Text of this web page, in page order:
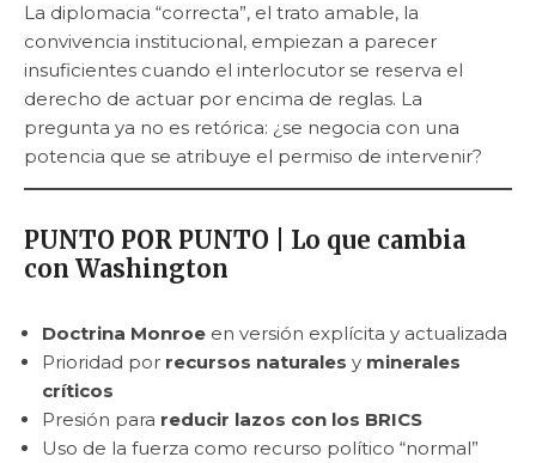
La diplomacia “correcta”, el trato amable, la
convivencia institucional, empiezan a parecer
insuficientes cuando el interlocutor se reserva el
derecho de actuar por encima de reglas. La
pregunta ya no es retórica: ¿se negocia con una
potencia que se atribuye el permiso de intervenir?
PUNTO POR PUNTO | Lo que cambia
con Washington
Doctrina Monroe en versión explícita y actualizada
Prioridad por recursos naturales y minerales
críticos
Presión para reducir lazos con los BRICS
Uso de la fuerza como recurso político “normal”